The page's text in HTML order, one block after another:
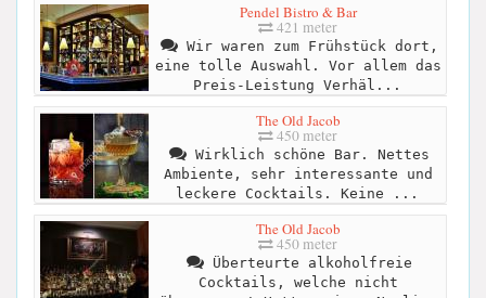
Pendel Bistro & Bar
421 meter
Wir waren zum Frühstück dort,
eine tolle Auswahl. Vor allem das
Preis-Leistung Verhäl...
The Old Jacob
450 meter
Wirklich schöne Bar. Nettes
Ambiente, sehr interessante und
leckere Cocktails. Keine ...
The Old Jacob
450 meter
Überteurte alkoholfreie
Cocktails, welche nicht